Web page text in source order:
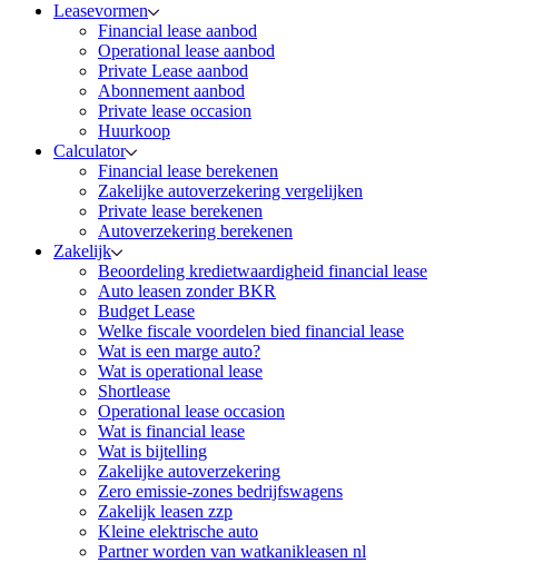
Leasevormen
Financial lease aanbod
Operational lease aanbod
Private Lease aanbod
Abonnement aanbod
Private lease occasion
Huurkoop
Calculator
Financial lease berekenen
Zakelijke autoverzekering vergelijken
Private lease berekenen
Autoverzekering berekenen
Zakelijk
Beoordeling kredietwaardigheid financial lease
Auto leasen zonder BKR
Budget Lease
Welke fiscale voordelen bied financial lease
Wat is een marge auto?
Wat is operational lease
Shortlease
Operational lease occasion
Wat is financial lease
Wat is bijtelling
Zakelijke autoverzekering
Zero emissie-zones bedrijfswagens
Zakelijk leasen zzp
Kleine elektrische auto
Partner worden van watkanikleasen nl